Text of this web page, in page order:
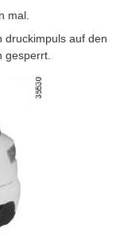
mal.
druckimpuls auf den
gesperrt.